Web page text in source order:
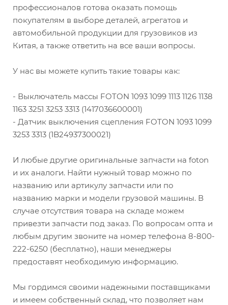
профессионалов готова оказать помощь
покупателям в выборе деталей, агрегатов и
автомобильной продукции для грузовиков из
Китая, а также ответить на все ваши вопросы.
У нас вы можете купить такие товары как:
- Выключатель массы FOTON 1093 1099 1113 1126 1138
1163 3251 3253 3313 (1417036600001)
- Датчик выключения сцепления FOTON 1093 1099
3253 3313 (1B24937300021)
И любые другие оригинальные запчасти на foton
и их аналоги. Найти нужный товар можно по
названию или артикулу запчасти или по
названию марки и модели грузовой машины. В
случае отсутствия товара на складе можем
привезти запчасти под заказ. По вопросам опта и
любым другим звоните на номер телефона 8-800-
222-6250 (бесплатно), наши менеджеры
предоставят необходимую информацию.
Мы гордимся своими надежными поставщиками
и имеем собственный склад, что позволяет нам